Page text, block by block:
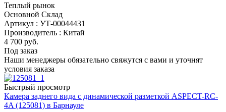
Теплый рынок
Основной Склад
Артикул : УТ-00044431
Производитель : Китай
4 700 руб.
Под заказ
Наши менеджеры обязательно свяжутся с вами и уточнят
условия заказа
Быстрый просмотр
Камера заднего вида с динамической разметкой ASPECT-RC-
4A (125081) в Барнауле